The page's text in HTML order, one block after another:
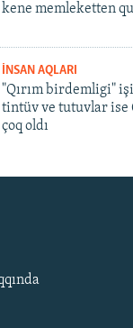
kene memleketten
İNSAN AQLARI
"Qırım birdemligi"
tintüv ve tutuvlar ise
çoq oldı